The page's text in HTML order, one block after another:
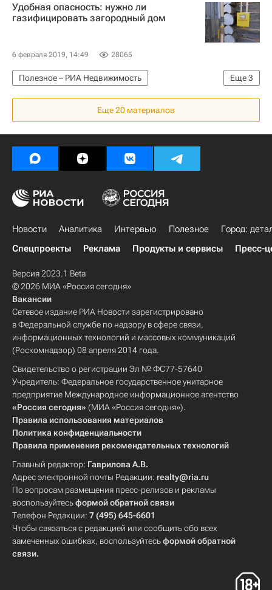
Строительство
Криминал
Удобная опасность: нужно ли
газифицировать загородный дом
6 февраля 2019, 14:49 28065
Еще3
Полезное – РИА Недвижимость
Загородная недвижимость
Дача
ЖКХ
Еще 20 материалов
Новости Аналитика Интервью Полезное
Город:
Спецпроекты
Реклама Продукты и сервисы Пресс-
Версия 2023.1 Beta
© 2026 МИА «Россия сегодня»
Вакансии
Сетевое издание РИА Новости зарегистрировано
в Федеральной службе по надзору в сфере связи,
информационных технологий и массовых коммуникаций
(Роскомнадзор) 08 апреля 2014 года.
Свидетельство о регистрации Эл № ФС77-57640
Учредитель: Федеральное государственное унитарное
предприятие Международное информационное агентство
«Россия сегодня» (МИА «Россия сегодня»).
Правила использования материалов
Политика конфиденциальности
Правила применения рекомендательных технологий
Главный редактор: Гаврилова А.В.
Адрес электронной почты Редакции: realty@ria.ru
По вопросам размещения пресс-релизов и рекламы
воспользуйтесьформой обратной связи
Телефон Редакции: 7 (495) 645-6601
Чтобы связаться с редакцией или сообщить обо всех
замеченных ошибках, воспользуйтесьформой обратной
связи.